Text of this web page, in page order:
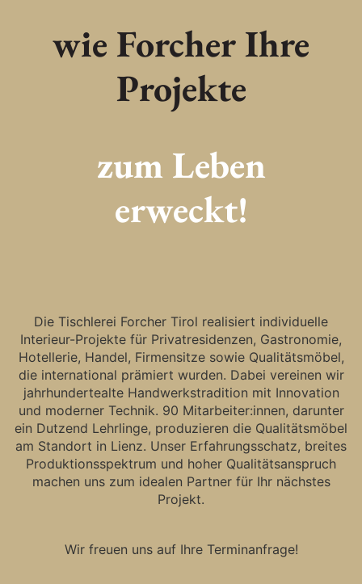
wie Forcher Ihre
Projekte
zum Leben
erweckt!
Die Tischlerei Forcher Tirol realisiert individuelle
Interieur-Projekte für Privatresidenzen, Gastronomie,
Hotellerie, Handel, Firmensitze sowie Qualitätsmöbel,
die international prämiert wurden. Dabei vereinen wir
jahrhundertealte Handwerkstradition mit Innovation
und moderner Technik. 90 Mitarbeiter:innen, darunter
ein Dutzend Lehrlinge, produzieren die Qualitätsmöbel
am Standort in Lienz. Unser Erfahrungsschatz, breites
Produktionsspektrum und hoher Qualitätsanspruch
machen uns zum idealen Partner für Ihr nächstes
Projekt.
Wir freuen uns auf Ihre Terminanfrage!